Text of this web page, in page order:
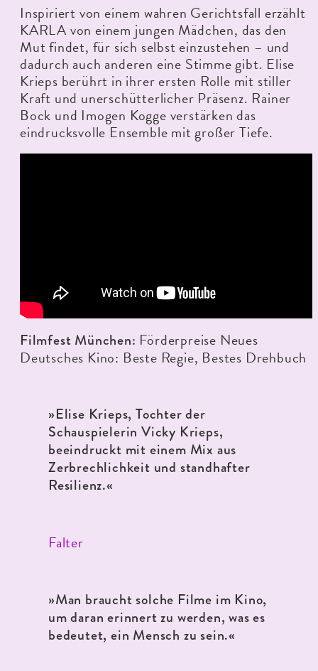
Inspiriert von einem wahren Gerichtsfall erzählt
KARLA von einem jungen Mädchen, das den
Mut findet, für sich selbst einzustehen – und
dadurch auch anderen eine Stimme gibt. Elise
Krieps berührt in ihrer ersten Rolle mit stiller
Kraft und unerschütterlicher Präsenz. Rainer
Bock und Imogen Kogge verstärken das
eindrucksvolle Ensemble mit großer Tiefe.
Filmfest München: Förderpreise Neues
Deutsches Kino: Beste Regie, Bestes Drehbuch
»Elise Krieps, Tochter der
Schauspielerin Vicky Krieps,
beeindruckt mit einem Mix aus
Zerbrechlichkeit und standhafter
Resilienz.«
Falter
»Man braucht solche Filme im Kino,
um daran erinnert zu werden, was es
bedeutet, ein Mensch zu sein.«